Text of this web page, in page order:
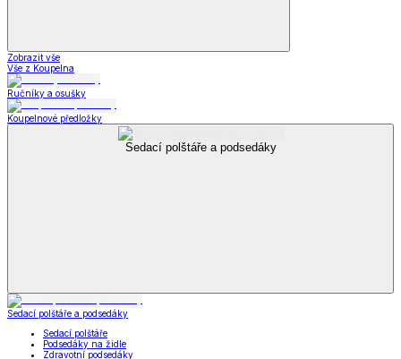
Zobrazit vše
Vše z Koupelna
Ručníky a osušky
Koupelnové předložky
Sedací polštáře a podsedáky
Sedací polštáře a podsedáky
Sedací polštáře
Podsedáky na židle
Zdravotní podsedáky